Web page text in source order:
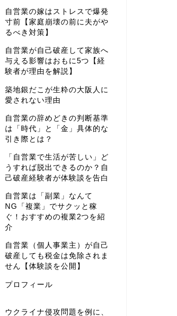
自営業の嫁はストレスで爆発
寸前【家庭崩壊の前に夫がや
るべき対策】
自営業が自己破産して家族へ
与える影響はおもに5つ【経
験者が理由を解説】
築地銀だこが生粋の大阪人に
愛されない理由
自営業の辞めどきの判断基準
は「時代」と「金」具体的な
引き際とは？
「自営業で生活が苦しい」ど
うすれば脱出できるのか？自
己破産経験者が体験談を告白
自営業は「副業」なんて
NG「複業」でサクッと稼
ぐ！おすすめの複業2つを紹
介
自営業（個人事業主）が自己
破産しても税金は免除されま
せん【体験談を公開】
プロフィール
ウクライナ侵攻問題を例に、